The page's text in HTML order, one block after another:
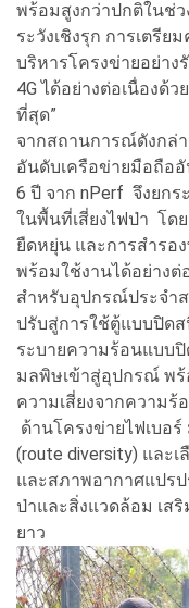
พร้อมสูงกว่าปกติในช่
ระวังเชิงรุก การเตรี
บริหารโครงข่ายอย่าง
4G ได้อย่างต่อเนื่องด้
ที่สุด”
จากสถานการณ์ดังกล่
อันดับเครือข่ายมือถือ
6 ปี จาก nPerf จึงยก
ในพื้นที่เสี่ยงไฟป่า โด
ยืดหยุ่น และการสำรอง
พร้อมใช้งานได้อย่างต่
สำหรับอุปกรณ์ประจำ
ปรับสู่การใช้ตู้แบบปิดส
ระบายความร้อนแบบ
มลพิษเข้าสู่อุปกรณ์ พ
ความเสี่ยงจากความร้
ด้านโครงข่ายไฟเบอ
(route diversity) และ
และสภาพอากาศแปรป
ป่าและสิ่งแวดล้อม เส
ยาว